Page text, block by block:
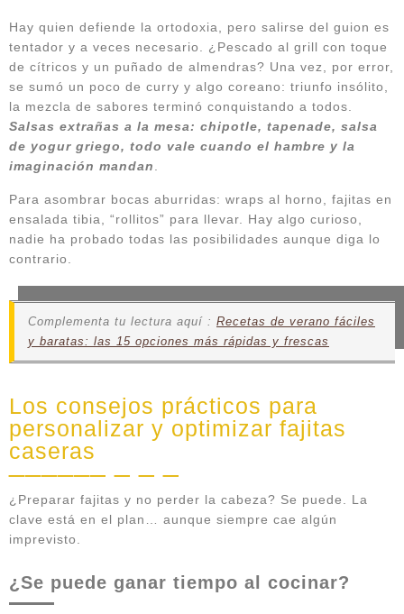
Hay quien defiende la ortodoxia, pero salirse del guion es
tentador y a veces necesario. ¿Pescado al grill con toque
de cítricos y un puñado de almendras? Una vez, por error,
se sumó un poco de curry y algo coreano: triunfo insólito,
la mezcla de sabores terminó conquistando a todos.
Salsas extrañas a la mesa: chipotle, tapenade, salsa
de yogur griego, todo vale cuando el hambre y la
imaginación mandan
Para asombrar bocas aburridas: wraps al horno, fajitas en
ensalada tibia, “rollitos” para llevar. Hay algo curioso,
nadie ha probado todas las posibilidades aunque diga lo
contrario.
Complementa tu lectura aquí : Recetas de verano fáciles
y baratas: las 15 opciones más rápidas y frescas
Los consejos prácticos para
personalizar y optimizar fajitas
caseras
¿Preparar fajitas y no perder la cabeza? Se puede. La
clave está en el plan… aunque siempre cae algún
imprevisto.
¿Se puede ganar tiempo al cocinar?